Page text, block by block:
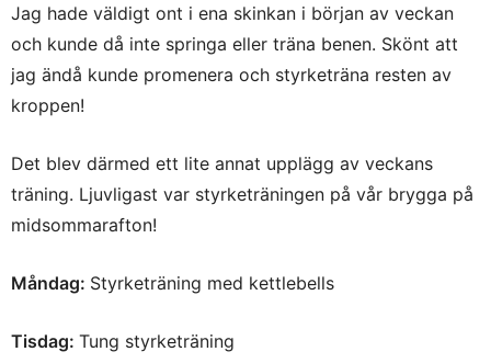
Jag hade väldigt ont i ena skinkan i början av veckan
och kunde då inte springa eller träna benen. Skönt att
jag ändå kunde promenera och styrketräna resten av
kroppen!
Det blev därmed ett lite annat upplägg av veckans
träning. Ljuvligast var styrketräningen på vår brygga på
midsommarafton!
Måndag: Styrketräning med kettlebells
Tisdag: Tung styrketräning